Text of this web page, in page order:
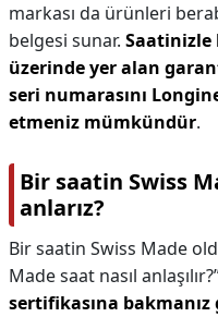
markası da ürünleri
belgesi sunar.
üzerinde yer alan
seri numarasını
etmeniz mümkündür.
Bir saatin Swiss
anlarız?
Bir saatin Swiss Made
Made saat nasıl
sertifikasına bakmanız